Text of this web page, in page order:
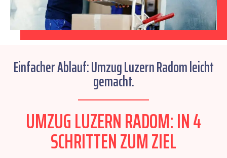
Einfacher Ablauf: Umzug Luzern Radom leicht
gemacht.
UMZUG LUZERN RADOM: IN 4
SCHRITTEN ZUM ZIEL